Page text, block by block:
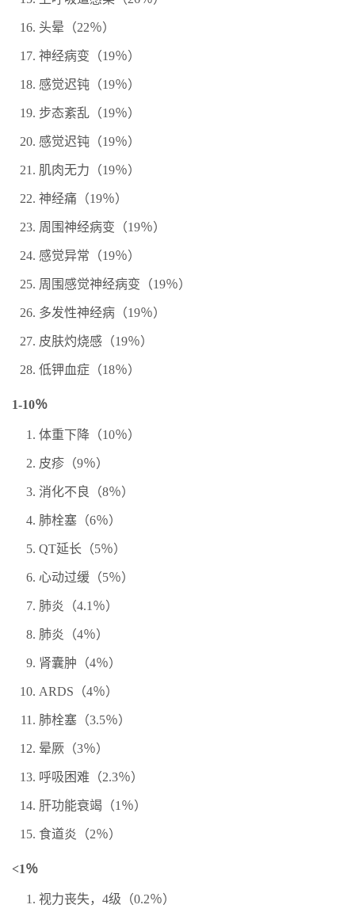
头晕（22％）
神经病变（19％）
感觉迟钝（19％）
步态紊乱（19％）
感觉迟钝（19％）
肌肉无力（19％）
神经痛（19％）
周围神经病变（19％）
感觉异常（19％）
周围感觉神经病变（19％）
多发性神经病（19％）
皮肤灼烧感（19％）
低钾血症（18％）
1-10％
体重下降（10％）
皮疹（9％）
消化不良（8％）
肺栓塞（6％）
QT延长（5％）
心动过缓（5％）
肺炎（4.1％）
肺炎（4％）
肾囊肿（4％）
ARDS（4％）
肺栓塞（3.5％）
晕厥（3％）
呼吸困难（2.3％）
肝功能衰竭（1％）
食道炎（2％）
<1％
视力丧失，4级（0.2％）